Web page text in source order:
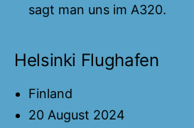
sagt man uns im A320.
Helsinki Flughafen
Finland
20 August 2024